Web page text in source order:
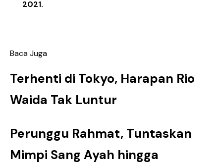
2021.
Baca Juga
Terhenti di Tokyo, Harapan Rio
Waida Tak Luntur
Perunggu Rahmat, Tuntaskan
Mimpi Sang Ayah hingga